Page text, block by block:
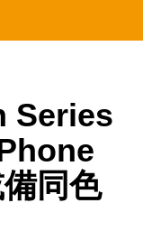
Series
同色